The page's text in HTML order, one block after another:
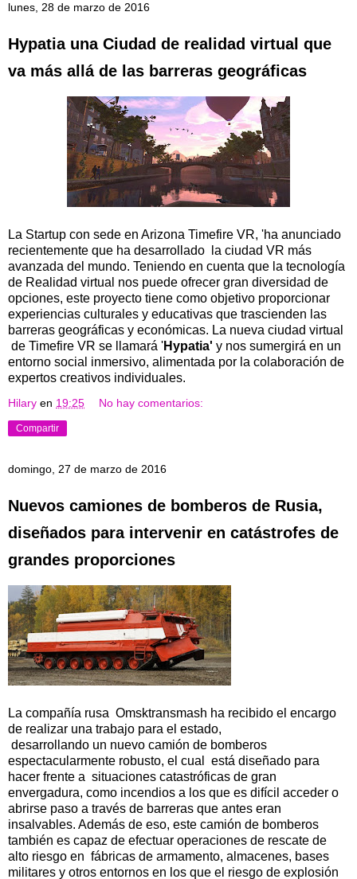
lunes, 28 de marzo de 2016
Hypatia una Ciudad de realidad virtual que
va más allá de las barreras geográficas
La Startup con sede en Arizona Timefire VR, 'ha anunciado
recientemente que ha desarrollado la ciudad VR más
avanzada del mundo. Teniendo en cuenta que la tecnología
de Realidad virtual nos puede ofrecer gran diversidad de
opciones, este proyecto tiene como objetivo proporcionar
experiencias culturales y educativas que trascienden las
barreras geográficas y económicas. La nueva ciudad virtual
de Timefire VR se llamará 'Hypatia' y nos sumergirá en un
entorno social inmersivo, alimentada por la colaboración de
expertos creativos individuales.
Hilary en 19:25 No hay comentarios:
Compartir
domingo, 27 de marzo de 2016
Nuevos camiones de bomberos de Rusia,
diseñados para intervenir en catástrofes de
grandes proporciones
La compañía rusa Omsktransmash ha recibido el encargo
de realizar una trabajo para el estado,
desarrollando un nuevo camión de bomberos
espectacularmente robusto, el cual está diseñado para
hacer frente a situaciones catastróficas de gran
envergadura, como incendios a los que es difícil acceder o
abrirse paso a través de barreras que antes eran
insalvables. Además de eso, este camión de bomberos
también es capaz de efectuar operaciones de rescate de
alto riesgo en fábricas de armamento, almacenes, bases
militares y otros entornos en los que el riesgo de explosión